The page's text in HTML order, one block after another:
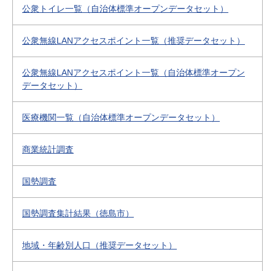
公衆トイレ一覧（自治体標準オープンデータセット）
公衆無線LANアクセスポイント一覧（推奨データセット）
公衆無線LANアクセスポイント一覧（自治体標準オープン
データセット）
医療機関一覧（自治体標準オープンデータセット）
商業統計調査
国勢調査
国勢調査集計結果（徳島市）
地域・年齢別人口（推奨データセット）